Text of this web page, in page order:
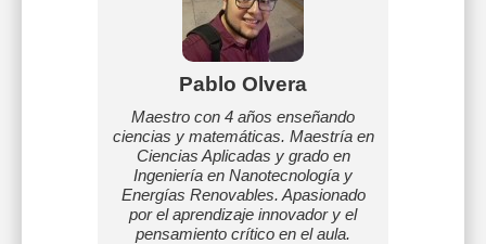
Pablo Olvera
Maestro con 4 años enseñando
ciencias y matemáticas. Maestría en
Ciencias Aplicadas y grado en
Ingeniería en Nanotecnología y
Energías Renovables. Apasionado
por el aprendizaje innovador y el
pensamiento crítico en el aula.